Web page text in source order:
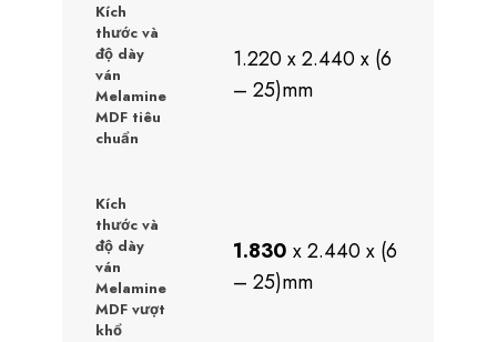
Kích
thước và
độ dày
ván
Melamine
MDF tiêu
chuẩn
1.220 x 2.440 x (6
– 25)mm
Kích
thước và
độ dày
ván
Melamine
MDF vượt
khổ
1.830 x 2.440 x (6
– 25)mm